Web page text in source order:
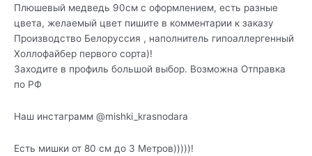
Плюшевый медведь 90см с оформлением, есть разные
цвета, желаемый цвет пишите в комментарии к заказу
Производство Белоруссия , наполнитель гипоаллергенный
Холлофайбер первого сорта)!
Заходите в профиль большой выбор. Возможна Отправка
по РФ
Наш инстаграмм @mishki_krasnodara
Есть мишки от 80 см до 3 Метров)))))!